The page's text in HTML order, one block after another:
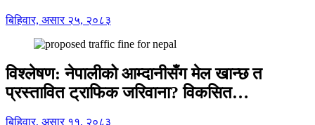
बिहिवार, असार २५, २०८३
विश्लेषण: नेपालीको आम्दानीसँग मेल खान्छ त
प्रस्तावित ट्राफिक जरिवाना? विकसित…
बिहिवार, असार ११, २०८३